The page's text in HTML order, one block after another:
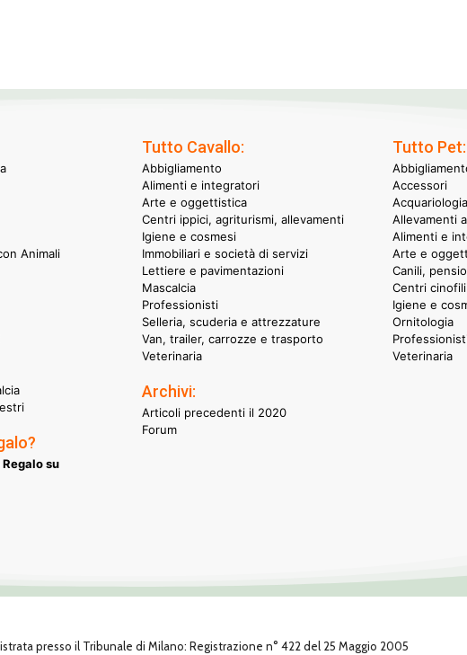
Animali
su
Tutto Cavallo:
Abbigliamento
Alimenti e integratori
Arte e oggettistica
Centri ippici, agriturismi, allevamenti
Igiene e cosmesi
Immobiliari e società di servizi
Lettiere e pavimentazioni
Mascalcia
Professionisti
Selleria, scuderia e attrezzature
Van, trailer, carrozze e trasporto
Veterinaria
Archivi:
Articoli precedenti il 2020
Forum
Tutto Pet:
Accessori
Acquariologia
Allevamenti
Alimenti e
Arte e
Canili,
Centri cinofili
Igiene e
Ornitologia
Veterinaria
presso il Tribunale di Milano: Registrazione n° 422 del 25 Maggio 2005